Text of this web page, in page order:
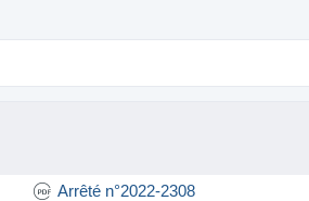
Arrêté n°2022-2308